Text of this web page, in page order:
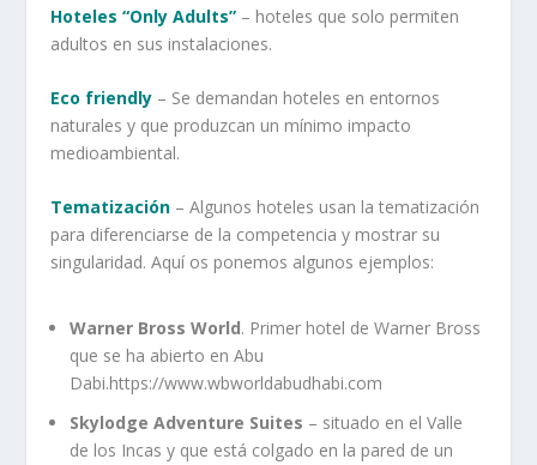
Hoteles “Only Adults” – hoteles que solo permiten
adultos en sus instalaciones.
Eco friendly – Se demandan hoteles en entornos
naturales y que produzcan un mínimo impacto
medioambiental.
Tematización – Algunos hoteles usan la tematización
para diferenciarse de la competencia y mostrar su
singularidad. Aquí os ponemos algunos ejemplos:
Warner Bross World. Primer hotel de Warner Bross
que se ha abierto en Abu
Dabi.https://www.wbworldabudhabi.com
Skylodge Adventure Suites – situado en el Valle
de los Incas y que está colgado en la pared de un